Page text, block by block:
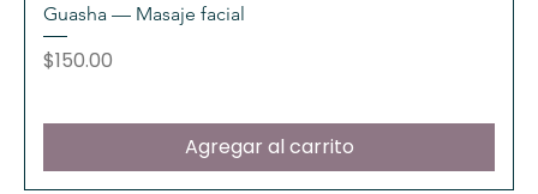
Guasha — Masaje facial
Precio
$150.00
Agregar al carrito